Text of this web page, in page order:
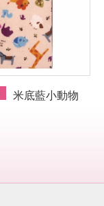
米底藍小動物